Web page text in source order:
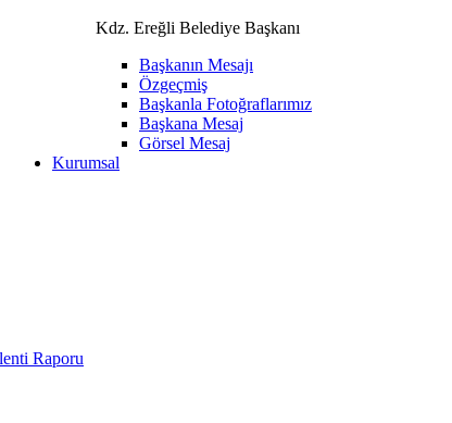
Kdz. Ereğli Belediye Başkanı
Başkanın Mesajı
Özgeçmiş
Başkanla Fotoğraflarımız
Başkana Mesaj
Görsel Mesaj
Kurumsal
Raporu